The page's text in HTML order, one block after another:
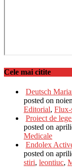
Cele mai citite
Deutsch
posted on
Editorial, Flux-
Proiect de
posted on
Medicale
Endolex
posted on
stiri, leontiuc,